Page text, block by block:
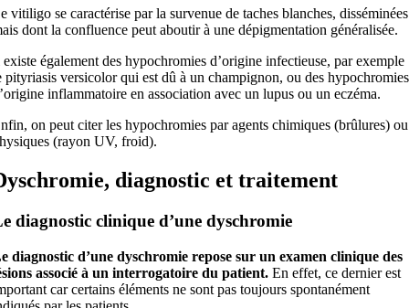
vitiligo se caractérise par la survenue de taches blanches, disséminées
dont la confluence peut aboutir à une dépigmentation généralisée.
également des hypochromies d’origine infectieuse, par exemple
pityriasis versicolor qui est dû à un champignon, ou des hypochromies
inflammatoire en association avec un lupus ou un eczéma.
on peut citer les hypochromies par agents chimiques (brûlures) ou
(rayon UV, froid).
diagnostic et traitement
diagnostic clinique d’une dyschromie
diagnostic d’une dyschromie repose sur un examen clinique des
associé à un interrogatoire du patient.En effet, ce dernier est
car certains éléments ne sont pas toujours spontanément